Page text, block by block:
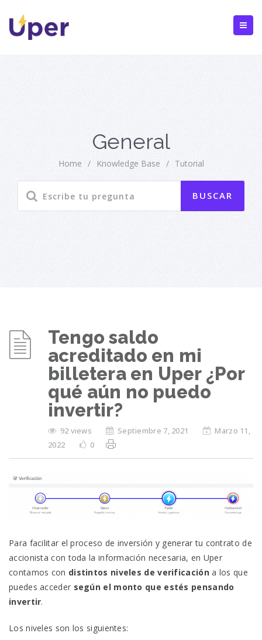
General
Home / Knowledge Base / Tutorial
Tengo saldo
acreditado en mi
billetera en Uper ¿Por
qué aún no puedo
invertir?
92 views Septiembre 7, 2021
Marzo 11,
2022
0
Para facilitar el proceso de inversión y generar tu contrato de
accionista con toda la información necesaria, en Uper
contamos con distintos niveles de verificacióna los que
puedes acceder según el monto que estés pensando
invertir.
Los niveles son los siguientes: